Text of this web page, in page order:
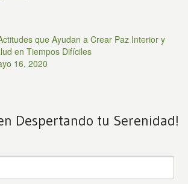
que Ayudan a Crear Paz Interior y
en Tiempos Difíciles
16, 2020
Despertando tu Serenidad!